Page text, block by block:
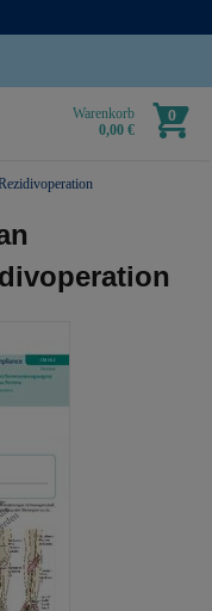
Warenkorb
0,00 €
0